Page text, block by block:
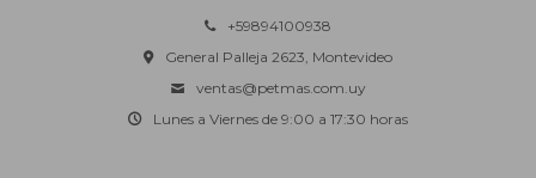
+59894100938
General Palleja 2623, Montevideo
ventas@petmas.com.uy
Lunes a Viernes de 9:00 a 17:30 horas